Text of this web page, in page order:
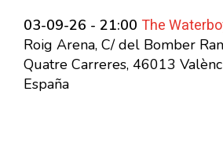
03-09-26 - 21:00 The
Roig Arena, C/ del Bomber
Quatre Carreres, 46013
España